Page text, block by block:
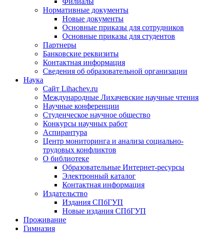
Нормативные документы
Новые документы
Основные приказы для сотрудников
Основные приказы для студентов
Партнеры
Банковские реквизиты
Контактная информация
Сведения об образовательной организации
Наука
Сайт Lihachev.ru
Международные Лихачевские научные чтения
Научные конференции
Студенческое научное общество
Конкурсы научных работ
Аспирантура
Центр мониторинга и анализа социально-
трудовых конфликтов
О библиотеке
Образовательные Интернет-ресурсы
Электронный каталог
Контактная информация
Издательство
Издания СПбГУП
Новые издания СПбГУП
Проживание
Гимназия